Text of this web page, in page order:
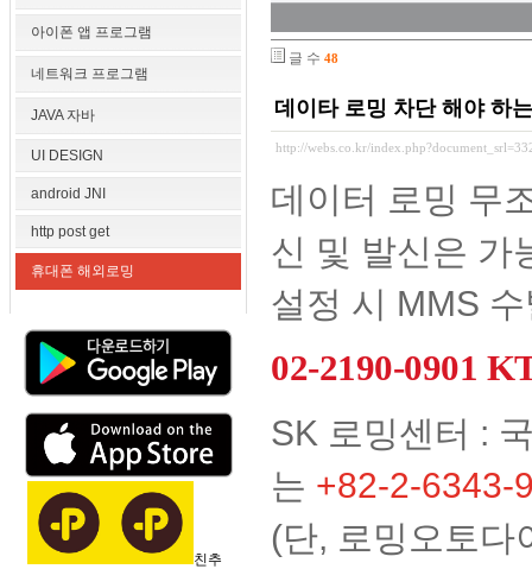
아이폰 앱 프로그램
네트워크 프로그램
JAVA 자바
UI DESIGN
android JNI
http post get
휴대폰 해외로밍
친추
글 수 48
데이타 로밍 차단 해야 하
http://webs.co.kr/
데이터 로밍 무
신 및 발신은 가
설정 시 MMS
02-2190-0901
SK 로밍센터 :
는 +82-2-6343-
(단, 로밍오토다